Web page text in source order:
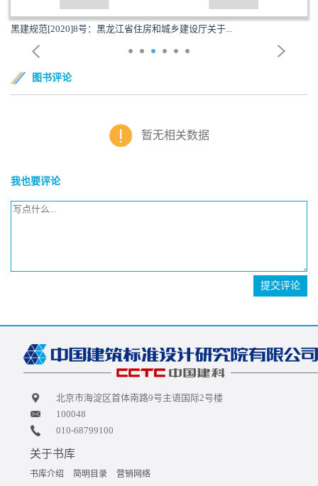
建规范[2020]8号：黑龙江省住房和城乡建设厅关于...
图书评论
暂无相关数据
我也要评论
提交评论
北京市海淀区首体南路9号主语国际2号楼
100048
010-68799100
关于书库
书库介绍 简明目录 营销网络